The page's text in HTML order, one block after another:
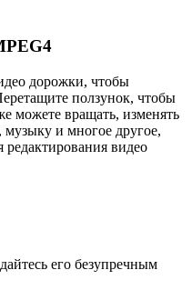
дорожки, чтобы
ползунок, чтобы
можете вращать, изменять
музыку и многое другое,
видео
его безупречным